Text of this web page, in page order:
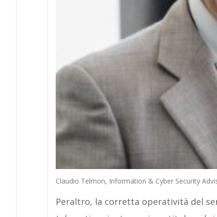
Claudio Telmon, Information & Cyber Security
Peraltro, la corretta operatività del